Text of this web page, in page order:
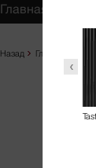
Назад Главная
Главная